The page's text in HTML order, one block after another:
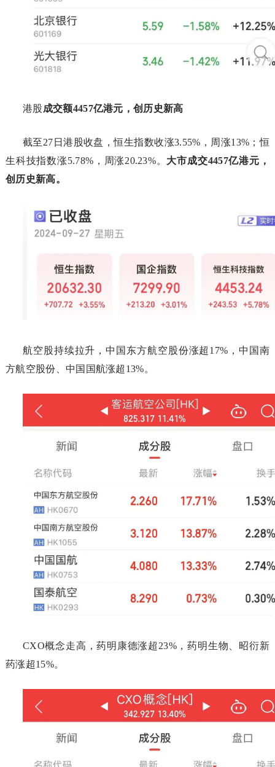
港股成交额4457亿港元，创历史新高
截至27日港股收盘，恒生指数收涨3.55%，周涨13%；恒
生科技指数涨5.78%，周涨20.23%。 大市成交4457亿港元，
创历史新高。
航空股持续拉升，中国东方航空股份涨超17%，中国南
方航空股份、中国国航涨超13%。
CXO概念走高，药明康德涨超23%，药明生物、昭衍新
药涨超15%。